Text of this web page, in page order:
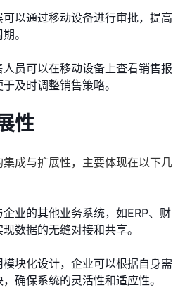
可以通过移动设备进行审批，提高
。
人员可以在移动设备上查看销售报
及时调整销售策略。
性
成与扩展性，主要体现在以下几
企业的其他业务系统，如ERP、财
数据的无缝对接和共享。
模块化设计，企业可以根据自身需
确保系统的灵活性和适应性。